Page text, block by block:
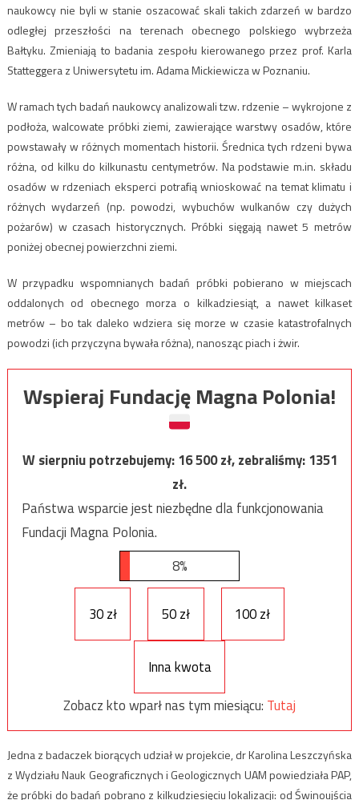
naukowcy nie byli w stanie oszacować skali takich zdarzeń w bardzo
odległej przeszłości na terenach obecnego polskiego wybrzeża
Bałtyku. Zmieniają to badania zespołu kierowanego przez prof. Karla
Statteggera z Uniwersytetu im. Adama Mickiewicza w Poznaniu.
W ramach tych badań naukowcy analizowali tzw. rdzenie – wykrojone z
podłoża, walcowate próbki ziemi, zawierające warstwy osadów, które
powstawały w różnych momentach historii. Średnica tych rdzeni bywa
różna, od kilku do kilkunastu centymetrów. Na podstawie m.in. składu
osadów w rdzeniach eksperci potrafią wnioskować na temat klimatu i
różnych wydarzeń (np. powodzi, wybuchów wulkanów czy dużych
pożarów) w czasach historycznych. Próbki sięgają nawet 5 metrów
poniżej obecnej powierzchni ziemi.
W przypadku wspomnianych badań próbki pobierano w miejscach
oddalonych od obecnego morza o kilkadziesiąt, a nawet kilkaset
metrów – bo tak daleko wdziera się morze w czasie katastrofalnych
powodzi (ich przyczyna bywała różna), nanosząc piach i żwir.
Wspieraj Fundację Magna Polonia!
W sierpniu potrzebujemy:16 500zł, zebraliśmy:1351
zł.
Państwa wsparcie jest niezbędne dla funkcjonowania
Fundacji Magna Polonia.
8%
30 zł 50 zł 100 zł
Inna kwota
Zobacz kto wparł nas tym miesiącu: Tutaj
Jedna z badaczek biorących udział w projekcie, dr Karolina Leszczyńska
z Wydziału Nauk Geograficznych i Geologicznych UAM powiedziała PAP,
że próbki do badań pobrano z kilkudziesięciu lokalizacji: od Świnoujścia